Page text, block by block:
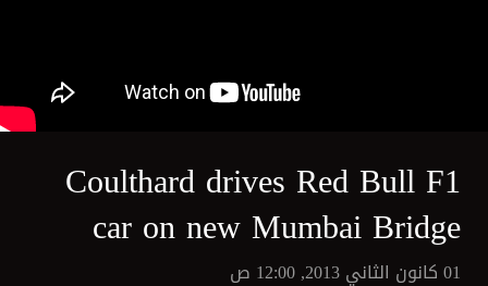
Coulthard drives Red Bull F1
car on new Mumbai Bridge
01 كانون الثاني 2013, 12:00 ص